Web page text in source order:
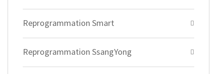
Reprogrammation Smart
Reprogrammation SsangYong